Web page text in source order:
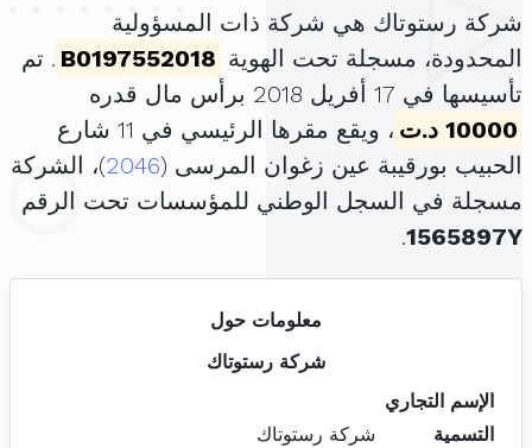
شركة رستوتاك هي شركة ذات المسؤولية
المحدودة، مسجلة تحت الهوية B0197552018 . تم
تأسيسها في 17 أفريل 2018 برأس مال قدره
10000 د.ت
، ويقع مقرها الرئيسي في 11 شارع
الحبيب بورقيبة عين زغوان المرسى (2046)، الشركة
مسجلة في السجل الوطني للمؤسسات تحت الرقم
1565897Y
.
معلومات حول
شركة رستوتاك
الإسم التجاري
التسمية
شركة رستوتاك